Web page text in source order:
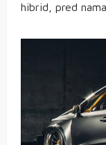
hibrid, pred